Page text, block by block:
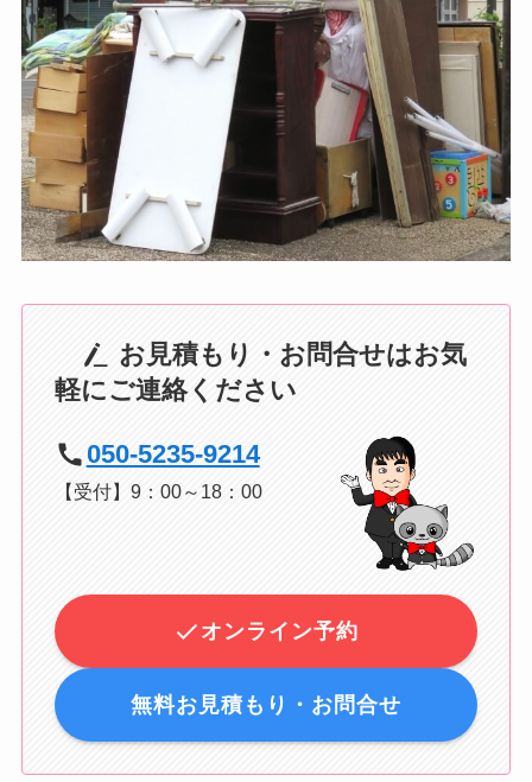
お見積もり・お問合せはお気
軽にご連絡ください
050-5235-9214
【受付】9：00～18：00
オンライン予約
無料お見積もり・お問合せ